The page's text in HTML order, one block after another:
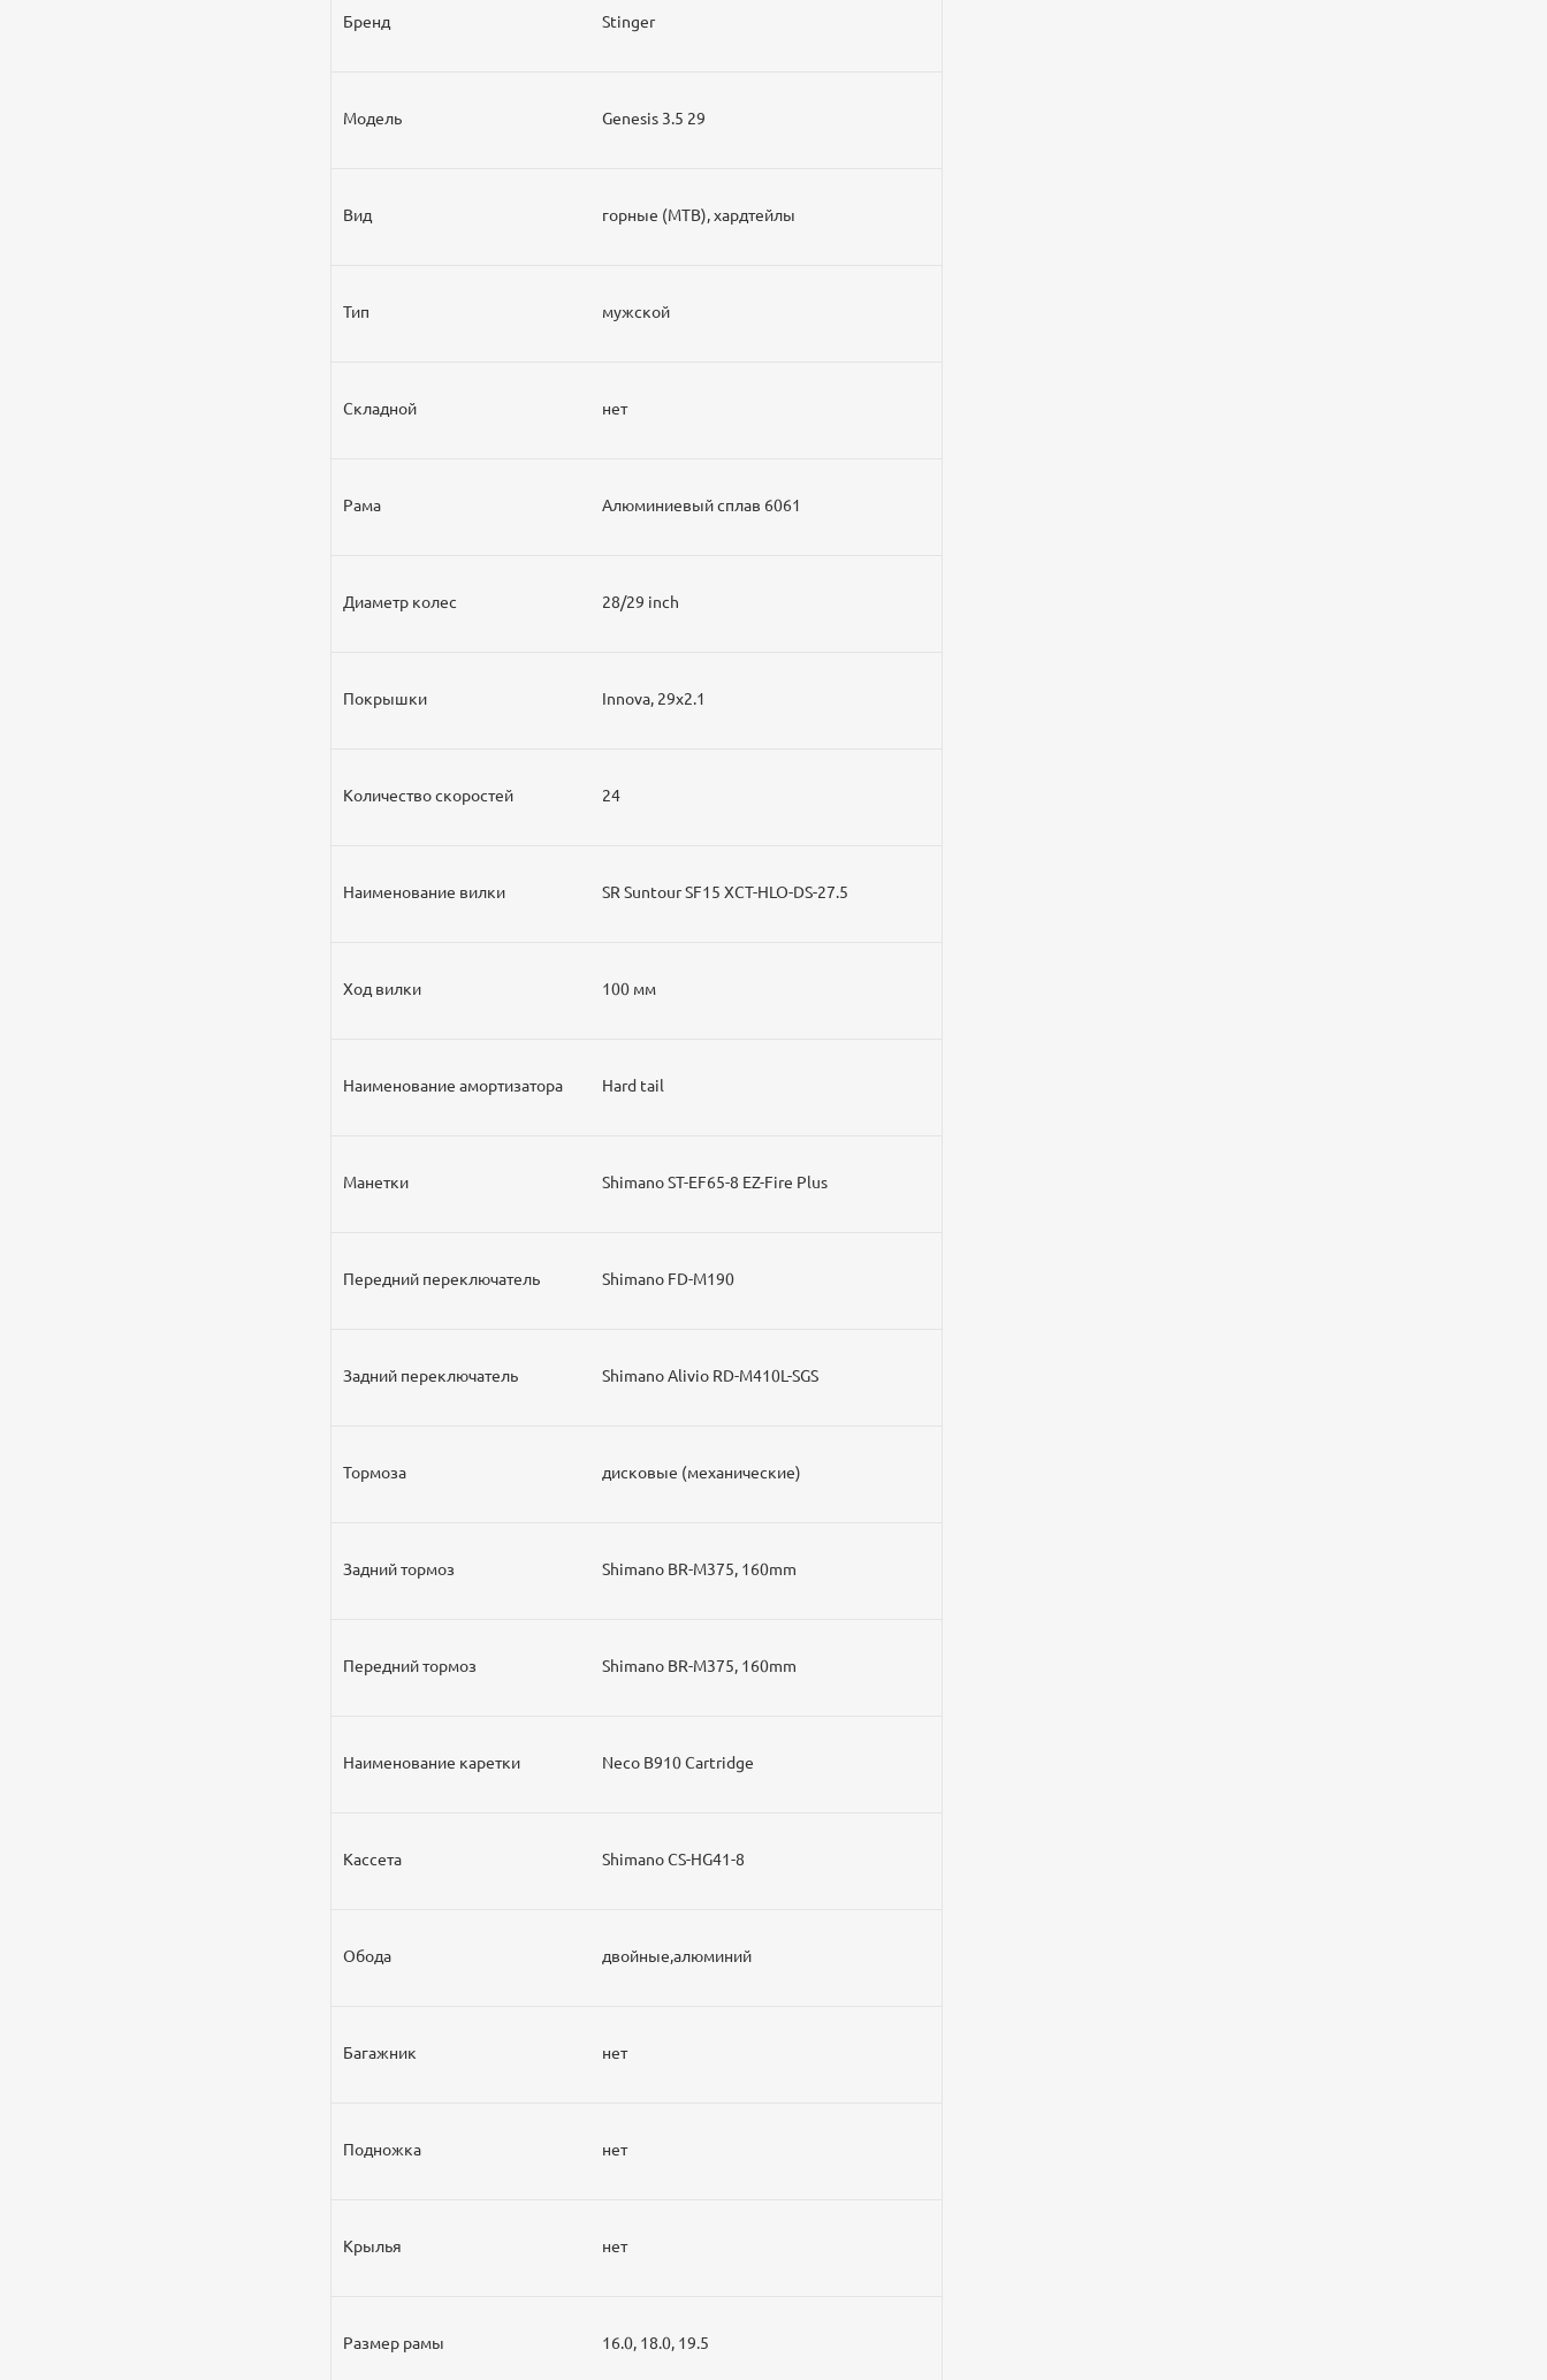
Бренд Stinger
Модель Genesis 3.5 29
Вид горные (MTB), хардтейлы
Тип мужской
Складной нет
Рама Алюминиевый сплав 6061
Диаметр колес 28/29 inch
Покрышки Innova, 29x2.1
Количество скоростей 24
Наименование вилки SR Suntour SF15 XCT-HLO-DS-27.5
Ход вилки 100 мм
Наименование амортизатора Hard tail
Манетки Shimano ST-EF65-8 EZ-Fire Plus
Передний переключатель Shimano FD-M190
Задний переключатель Shimano Alivio RD-M410L-SGS
Тормоза дисковые (механические)
Задний тормоз Shimano BR-M375, 160mm
Передний тормоз Shimano BR-M375, 160mm
Наименование каретки Neco B910 Cartridge
Кассета Shimano CS-HG41-8
Обода двойные,алюминий
Багажник нет
Подножка нет
Крылья нет
Размер рамы 16.0, 18.0, 19.5